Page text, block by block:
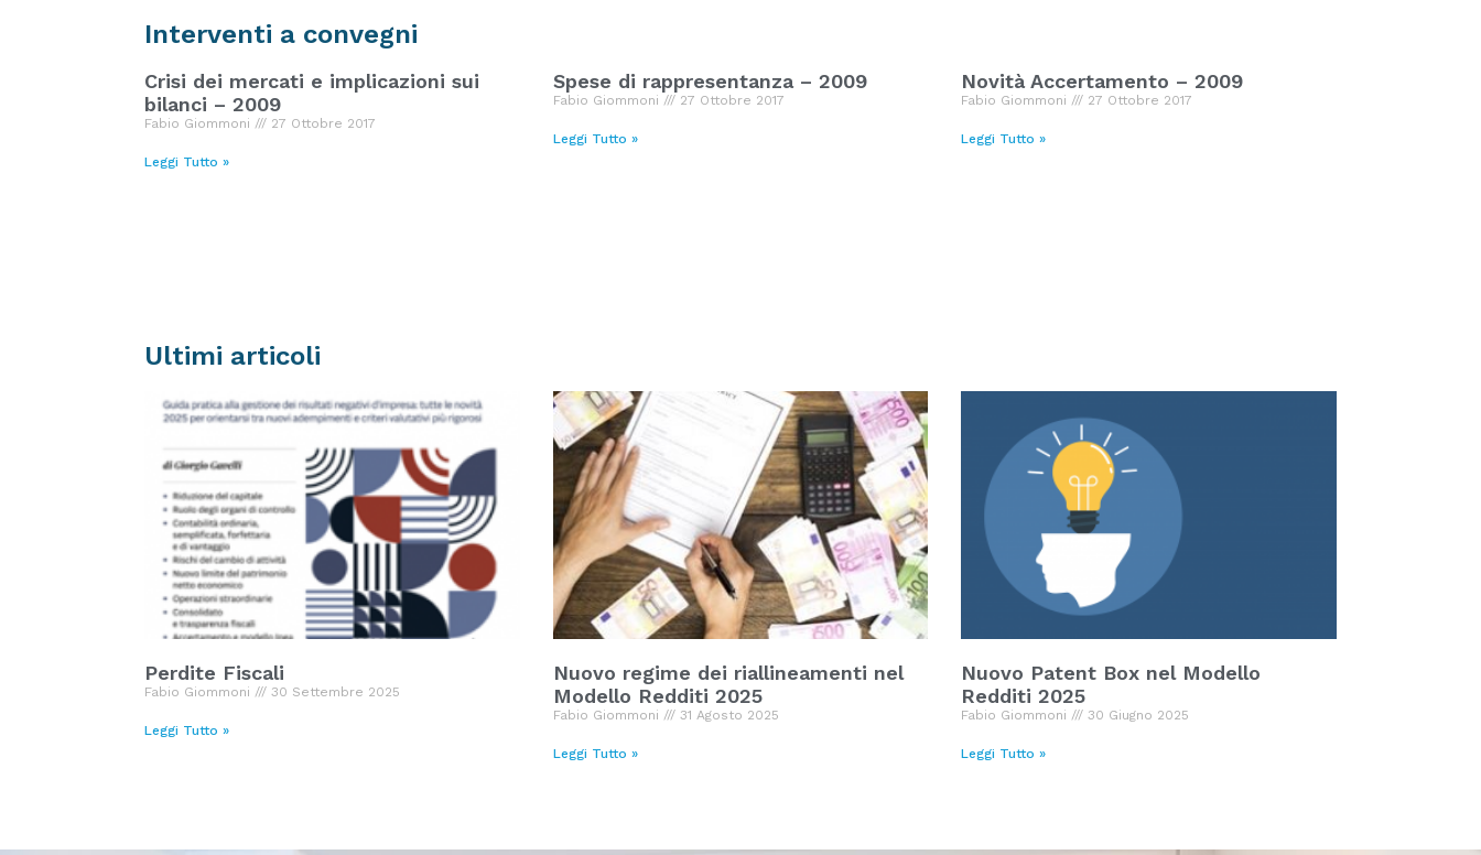
Interventi a convegni
Crisi dei mercati e implicazioni sui
bilanci – 2009
Fabio Giommoni 27 Ottobre 2017
Leggi Tutto »
Spese di rappresentanza – 2009
Fabio Giommoni 27 Ottobre 2017
Leggi Tutto »
Novità Accertamento – 2009
Fabio Giommoni 27 Ottobre 2017
Leggi Tutto »
Ultimi articoli
Perdite Fiscali
Fabio Giommoni 30 Settembre 2025
Leggi Tutto »
Nuovo regime dei riallineamenti nel
Modello Redditi 2025
Fabio Giommoni 31 Agosto 2025
Leggi Tutto »
Nuovo Patent Box nel Modello
Redditi 2025
Fabio Giommoni 30 Giugno 2025
Leggi Tutto »